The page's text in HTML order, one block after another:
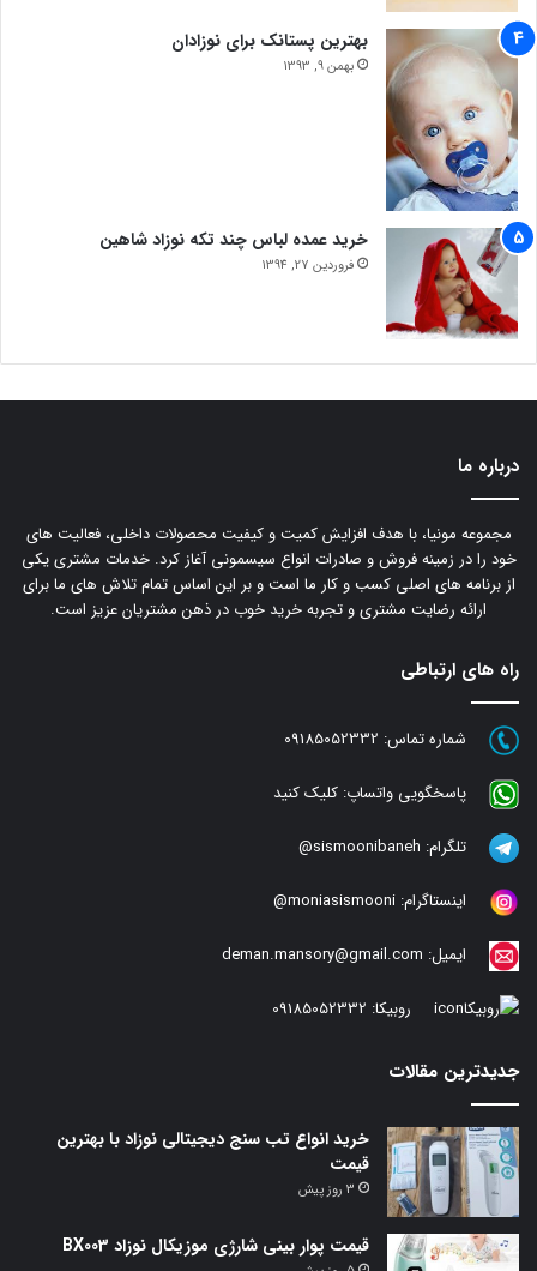
بهترین پستانک برای نوزادان
بهمن 9, 1393
خرید عمده لباس چند تکه نوزاد شاهین
فروردین 27, 1394
درباره ما
مجموعه مونیا، با هدف افزایش کمیت و کیفیت محصولات داخلی، فعالیت های
خود را در زمینه فروش و صادرات انواع سیسمونی آغاز کرد. خدمات مشتری یکی
از برنامه های اصلی کسب و کار ما است و بر این اساس تمام تلاش های ما برای
ارائه رضایت مشتری و تجربه خرید خوب در ذهن مشتریان عزیز است.
راه های ارتباطی
شماره تماس: 09185052332
پاسخگویی واتساپ: کلیک کنید
تلگرام: sismoonibaneh@
اینستاگرام: moniasismooni@
ایمیل: deman.mansory@gmail.com
روبیکا: 09185052332
جدیدترین مقالات
خرید انواع تب سنج دیجیتالی نوزاد با بهترین
قیمت
3 روز پیش
قیمت پوار بینی شارژی موزیکال نوزاد BX003